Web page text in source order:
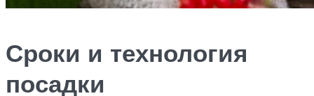
Сроки и технология
посадки